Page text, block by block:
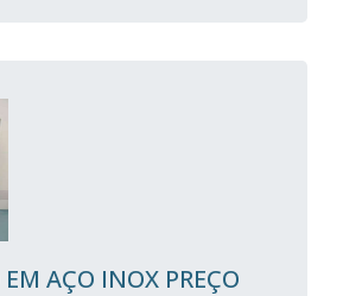
AÇO INOX PREÇO